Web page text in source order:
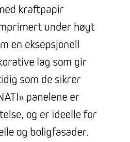
kraftpapir
under høyt
en eksepsjonell
lag som gir
som de sikrer
panelene er
og er ideelle for
og boligfasader.